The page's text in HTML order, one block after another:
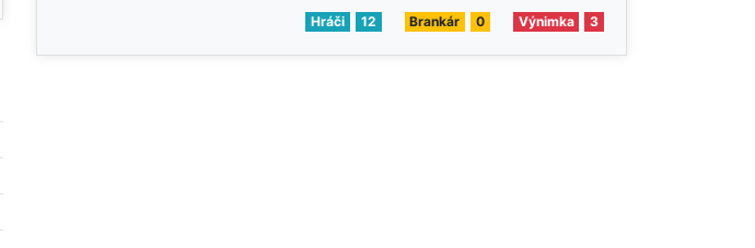
Hráči 12 Brankár 0 Výnimka 3